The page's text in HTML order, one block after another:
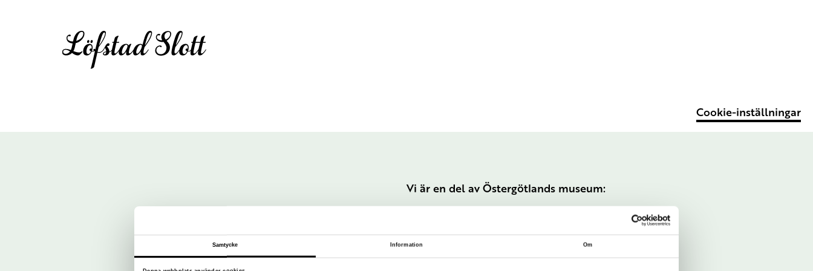
Samtycke Information Om
Cookie-inställningar
Vi är en del av Östergötlands museum: